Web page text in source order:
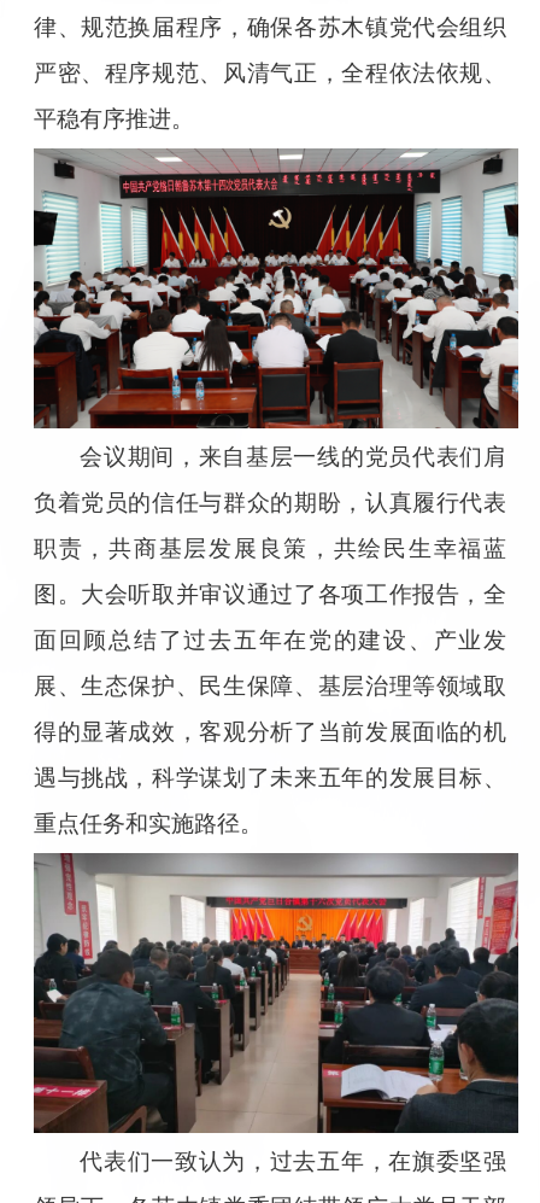
律、规范换届程序，确保各苏木镇党代会组织
严密、程序规范、风清气正，全程依法依规、
平稳有序推进。
会议期间，来自基层一线的党员代表们肩
负着党员的信任与群众的期盼，认真履行代表
职责，共商基层发展良策，共绘民生幸福蓝
图。大会听取并审议通过了各项工作报告，全
面回顾总结了过去五年在党的建设、产业发
展、生态保护、民生保障、基层治理等领域取
得的显著成效，客观分析了当前发展面临的机
遇与挑战，科学谋划了未来五年的发展目标、
重点任务和实施路径。
代表们一致认为，过去五年，在旗委坚强